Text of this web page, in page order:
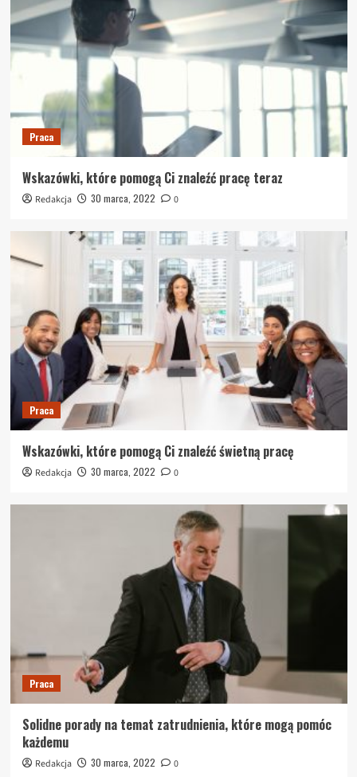
Praca
Wskazówki, które pomogą Ci znaleźć pracę teraz
Redakcja 30 marca, 2022 0
Praca
Wskazówki, które pomogą Ci znaleźć świetną pracę
Redakcja 30 marca, 2022 0
Praca
Solidne porady na temat zatrudnienia, które mogą pomóc
każdemu
Redakcja 30 marca, 2022 0